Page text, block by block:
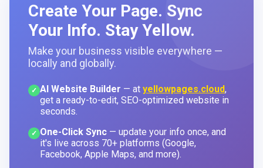
Create Your Page. Sync
Your Info. Stay Yellow.
Make your business visible everywhere —
locally and globally.
✓ AI Website Builder — at yellowpages.cloud,
get a ready-to-edit, SEO-optimized website in
seconds.
✓ One-Click Sync — update your info once, and
it's live across 70+ platforms (Google,
Facebook, Apple Maps, and more).